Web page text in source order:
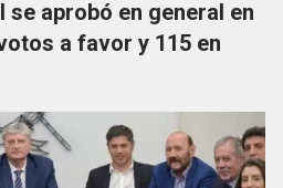
se aprobó en general en
a favor y 115 en